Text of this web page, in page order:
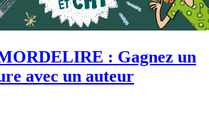
: Gagnez un
avec un auteur